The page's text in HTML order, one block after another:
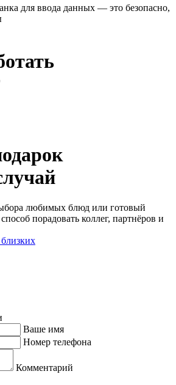
для ввода данных — это безопасно,
любимых блюд или готовый
порадовать коллег, партнёров и
Ваше имя
Номер телефона
Комментарий